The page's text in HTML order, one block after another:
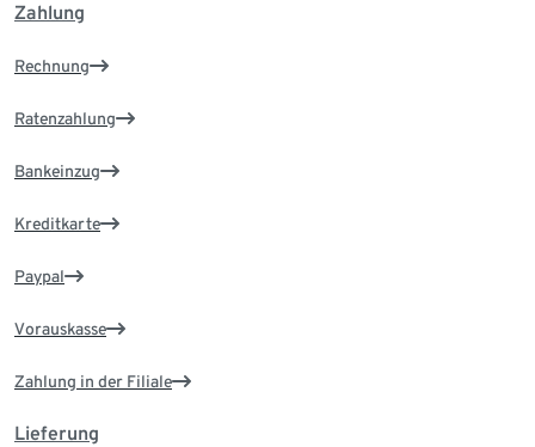
Zahlung
Rechnung
Ratenzahlung
Bankeinzug
Kreditkarte
Paypal
Vorauskasse
Zahlung in der Filiale
Lieferung